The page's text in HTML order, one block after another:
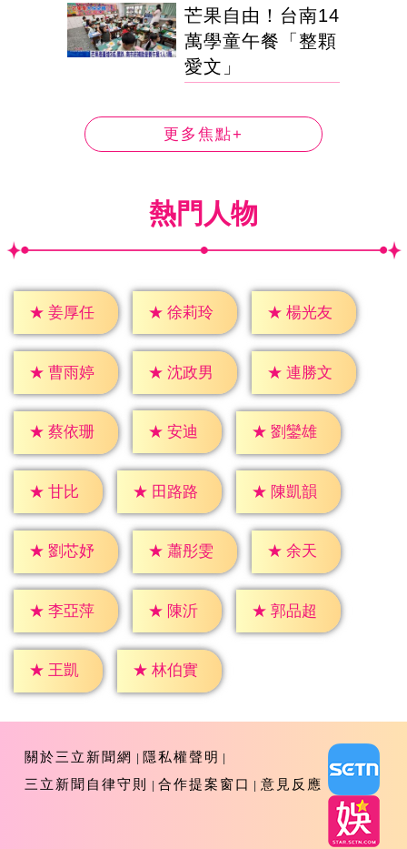
芒果自由！台南14
萬學童午餐「整顆
愛文」
更多焦點+
熱門人物
★ 姜厚任 ★ 徐莉玲 ★ 楊光友
★ 曹雨婷 ★ 沈政男 ★ 連勝文
★ 蔡依珊 ★ 安迪 ★ 劉鑾雄
★ 甘比 ★ 田路路 ★ 陳凱韻
★ 劉芯妤 ★ 蕭彤雯 ★ 余天
★ 李亞萍 ★ 陳沂 ★ 郭品超
★ 王凱 ★ 林伯實
關於三立新聞網
隱私權聲明
三立新聞自律守則
合作提案窗口 意見反應